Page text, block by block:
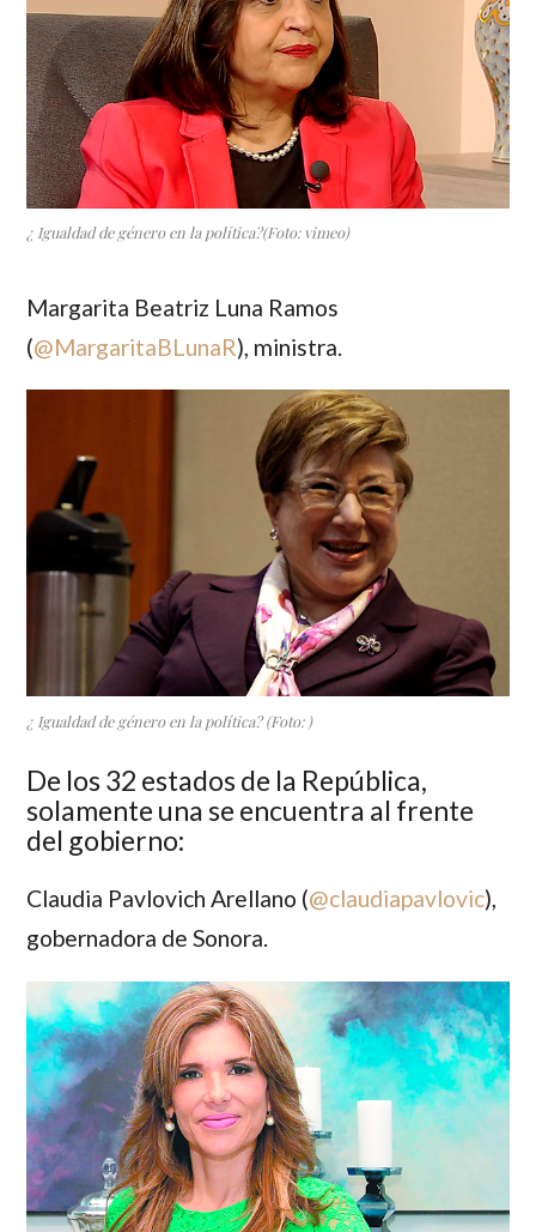
¿ Igualdad de género en la política?(Foto: vimeo)
Margarita Beatriz Luna Ramos
(@MargaritaBLunaR), ministra.
¿ Igualdad de género en la política? (Foto: )
De los 32 estados de la República,
solamente una se encuentra al frente
del gobierno:
Claudia Pavlovich Arellano (@claudiapavlovic),
gobernadora de Sonora.